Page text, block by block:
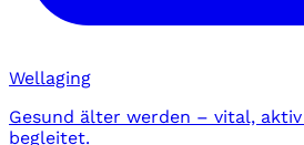
Wellaging
Gesund älter werden – vital,
begleitet.